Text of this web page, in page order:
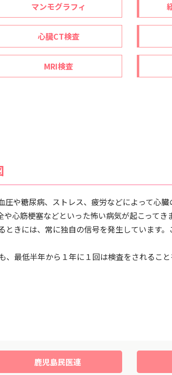
マンモグラフィ
心臓CT検査
MRI検査
や糖尿病、ストレス、疲労などによって心臓
心筋梗塞などといった怖い病気が起こってき
きには、常に独自の信号を発生しています
最低半年から１年に１回は検査をされること
鹿児島民医連